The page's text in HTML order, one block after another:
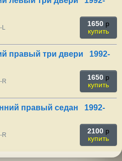
L
1650 p
купить
правый три двери 1992-
R
1650 p
купить
правый седан 1992-
R
2100 p
купить